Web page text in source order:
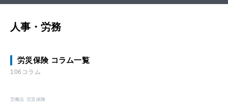
人事・労務
労災保険 コラム一覧
106コラム
労働法 労災保険